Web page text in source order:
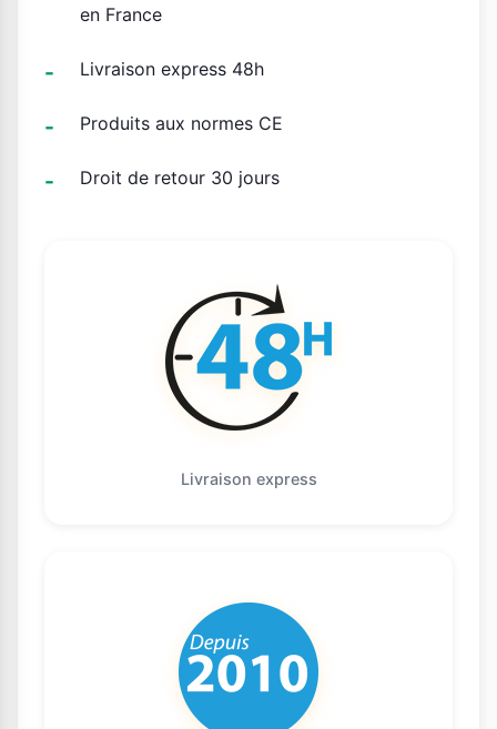
en France
Livraison express 48h
Produits aux normes CE
Droit de retour 30 jours
Livraison express